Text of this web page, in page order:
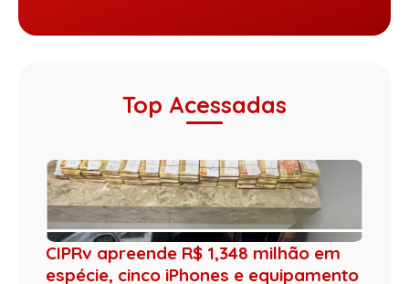
Top Acessadas
CIPRv apreende R$ 1,348 milhão em
espécie, cinco iPhones e equipamento